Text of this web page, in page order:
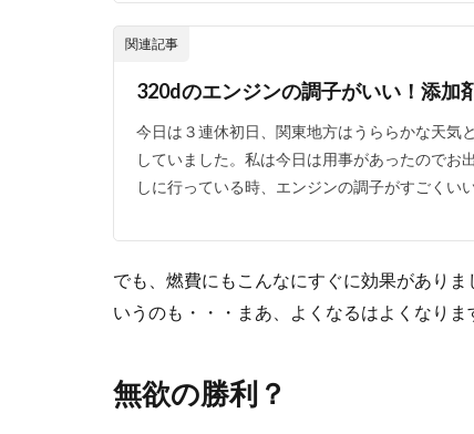
関連記事
320dのエンジンの調子がいい！添加
今日は３連休初日、関東地方はうららかな天気
していました。私は今日は用事があったのでお
しに行っている時、エンジンの調子がすごくい
でも、燃費にもこんなにすぐに効果があり
いうのも・・・まあ、よくなるはよくなり
無欲の勝利？